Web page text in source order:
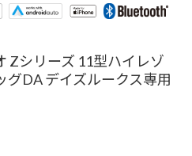
Zシリーズ 11型ハイレゾ
グDA デイズルークス専用